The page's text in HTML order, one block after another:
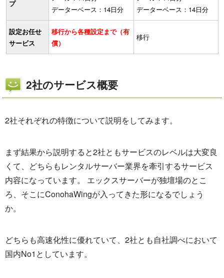
プ
データーベース：14日分
データーベース：14日分
設定お任せ
サービス
移行から各種設定まで（有
償）
移行
2社のサービス概要
2社それぞれの特徴について説明をしてみます。
まず結果から説明すると2社ともサービスのレベルは大変良
くて、どちらもレンタルサーバー業界を牽引するサービス
内容になっています。 エックスサーバーが独壇場のとこ
ろ、そこにConohaWingが入ってきた形になるでしょう
か。
どちらも高速化性に優れていて、2社とも自社調べにおいて
国内No1としています。